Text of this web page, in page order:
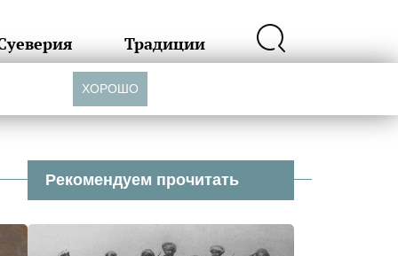
Традиции
Рекомендуем прочитать
ХОРОШО